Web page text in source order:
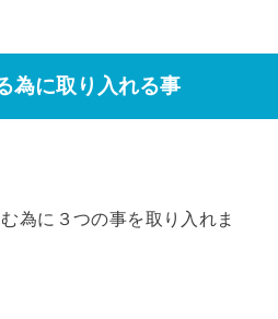
為に取り入れる事
為に３つの事を取り入れま